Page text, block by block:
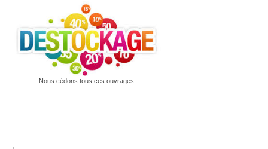
Nous cédons tous ces ouvrages...